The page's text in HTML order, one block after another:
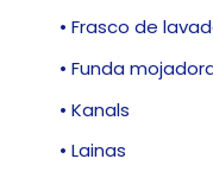
• Frasco de
• Funda
• Kanals
• Lainas